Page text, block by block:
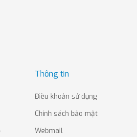
Thông tin
Điều khoản sử dụng
Chính sách bảo mật
Webmail